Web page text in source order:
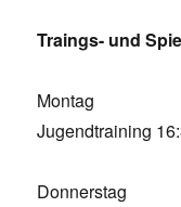
Traings- und
Montag
Jugendtraining
Donnerstag